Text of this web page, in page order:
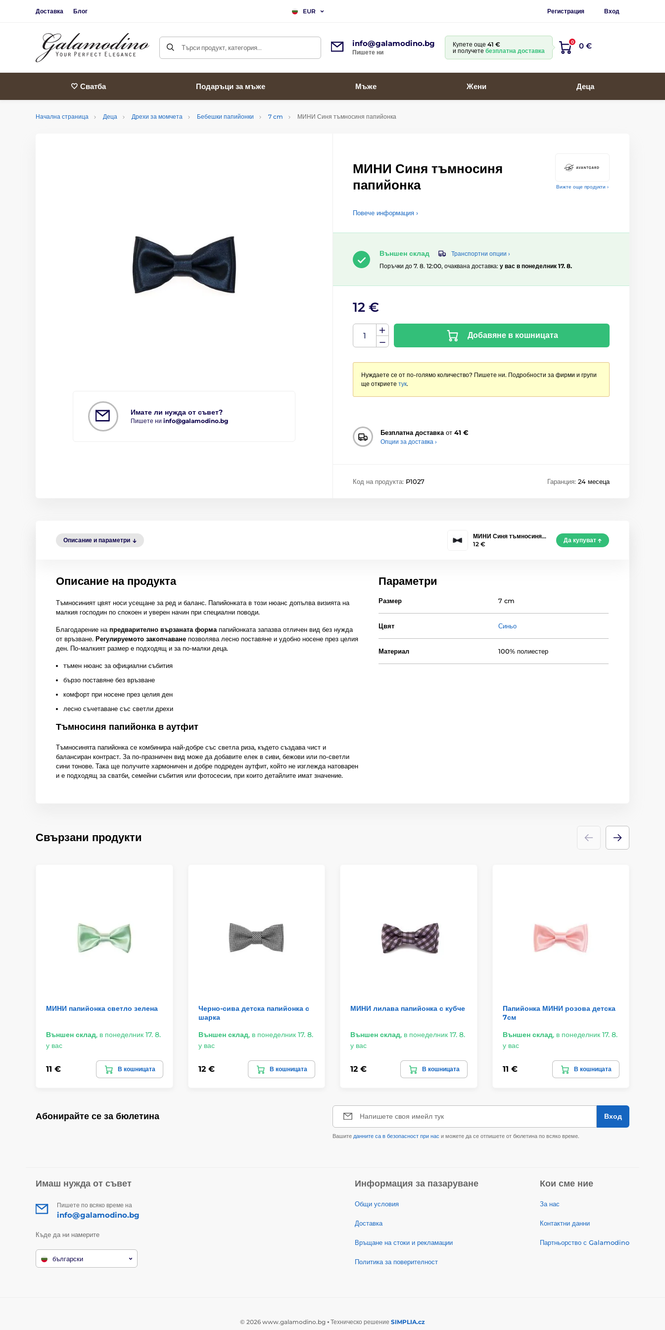
Доставка Блог EUR Регистрация Вход
Търси продукт, категория... info@galamodino.bg
Пишете ни
Купете още 41 €
и получете безплатна доставка
0 0 €
🤍 Сватба Подаръци за мъже Мъже Жени Деца
Начална страница Деца Дрехи за момчета Бебешки папийонки 7 cm МИНИ Синя тъмносиня папийонка
Вижте още продукти ›
Имате ли нужда от съвет?
Пишете ни info@galamodino.bg
МИНИ Синя тъмносиня
папийонка
Повече информация ›
Външен склад
Транспортни опции ›
Поръчки до 7. 8. 12:00, очаквана доставка: у вас в понеделник 17. 8.
12 €
Добавяне в кошницата
Нуждаете се от по-голямо количество? Пишете ни. Подробности за фирми и групи
ще откриете тук.
Безплатна доставка от 41 €
Опции за доставка ›
Код на продукта: P1027 Гаранция: 24 месеца
Описание и параметри
МИНИ Синя тъмносиня…
12 €
Да купуват
Описание на продукта
Тъмносиният цвят носи усещане за ред и баланс. Папийонката в този нюанс допълва визията на
малкия господин по спокоен и уверен начин при специални поводи.
Благодарение напредварително вързаната формапапийонката запазва отличен вид без нужда
от връзване. Регулируемото закопчаване позволява лесно поставяне и удобно носене през целия
ден. По-малкият размер е подходящ и за по-малки деца.
тъмен нюанс за официални събития
бързо поставяне без връзване
комфорт при носене през целия ден
лесно съчетаване със светли дрехи
Тъмносиня папийонка в аутфит
Тъмносинята папийонка се комбинира най-добре със светла риза, където създава чист и
балансиран контраст. За по-празничен вид може да добавите елек в сиви, бежови или по-светли
сини тонове. Така ще получите хармоничен и добре подреден аутфит, който не изглежда натоварен
и е подходящ за сватби, семейни събития или фотосесии, при които детайлите имат значение.
Параметри
Размер 7 cm
Цвят Синьо
Материал 100% полиестер
Свързани продукти
МИНИ папийонка светло зелена
Външен склад, в понеделник 17. 8.
у вас
11 € В кошницата
Черно-сива детска папийонка с
шарка
Външен склад, в понеделник 17. 8.
у вас
12 € В кошницата
МИНИ лилава папийонка с кубче
Външен склад, в понеделник 17. 8.
у вас
12 € В кошницата
Папийонка МИНИ розова детска
7см
Външен склад, в понеделник 17. 8.
у вас
11 € В кошницата
Абонирайте се за бюлетина Напишете своя имейл тук Вход
Вашите данните са в безопасност при нас и можете да се отпишете от бюлетина по всяко време.
Имаш нужда от съвет
Пишете по всяко време на
info@galamodino.bg
Къде да ни намерите
български
Информация за пазаруване
Общи условия
Доставка
Връщане на стоки и рекламации
Политика за поверителност
Кои сме ние
За нас
Контактни данни
Партньорство с Galamodino
© 2026 www.galamodino.bg ⦁ Техническо решение SIMPLIA.cz